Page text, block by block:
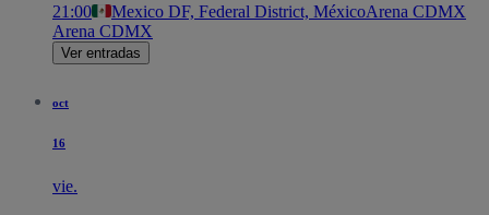
21:00 Mexico DF, Federal District, MéxicoArena CDMX
Arena CDMX
Ver entradas
oct
16
vie.